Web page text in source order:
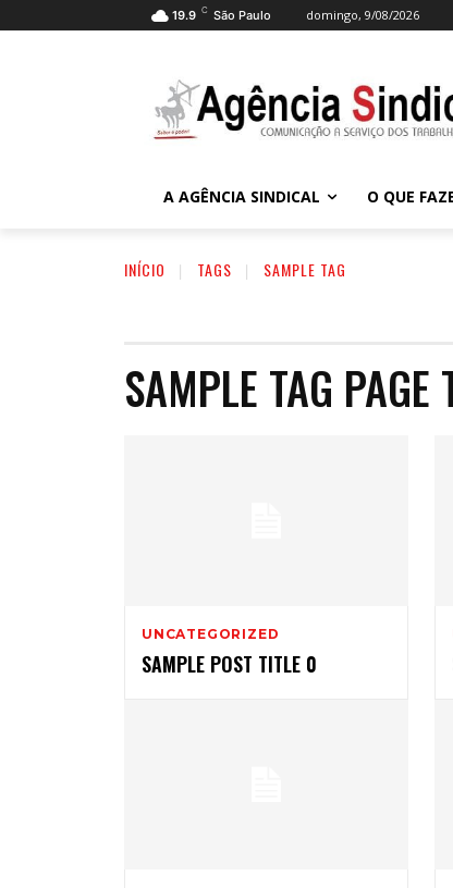
19.9 C São Paulo domingo, 9/08/2026
A AGÊNCIA SINDICAL O QUE
INÍCIO TAGS SAMPLE TAG
SAMPLE TAG PAGE
UNCATEGORIZED
SAMPLE POST TITLE 0